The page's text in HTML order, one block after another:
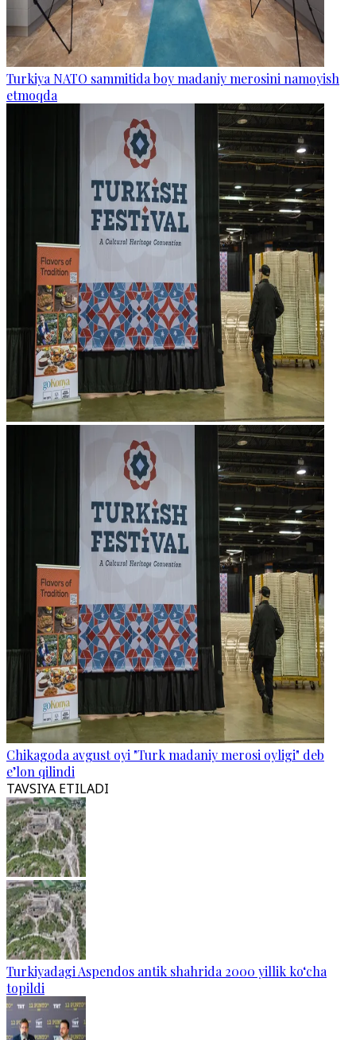
Turkiya NATO sammitida boy madaniy merosini namoyish
etmoqda
Chikagoda avgust oyi "Turk madaniy merosi oyligi" deb
e’lon qilindi
TAVSIYA ETILADI
Turkiyadagi Aspendos antik shahrida 2000 yillik ko‘cha
topildi